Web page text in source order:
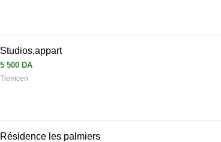
Studios,appart
5 500 DA
Tlemcen
Résidence les palmiers